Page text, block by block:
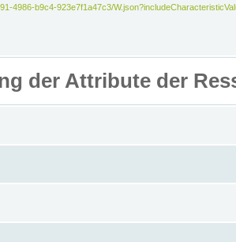
4986-b9c4-923e7f1a47c3/
der Attribute der